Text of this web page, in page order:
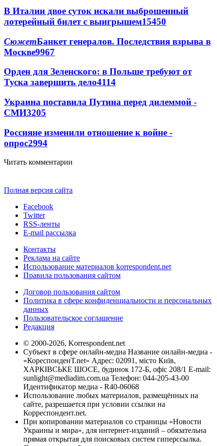
В Италии двое суток искали выброшенный
лотерейный билет с выигрышем15450
СюжетБанкет генералов. Последствия взрыва в
Москве9967
Орден для Зеленского: в Польше требуют от
Туска завершить дело4114
Украина поставила Путина перед дилеммой -
СМИ3205
Россияне изменили отношение к войне -
опрос2994
Читать комментарии
Полная версия сайта
Facebook
Twitter
RSS-ленты
E-mail рассылка
Контакты
Реклама на сайте
Использование материалов korrespondent.net
Правила пользования сайтом
Договор пользования сайтом
Политика в сфере конфиденциальности и персональных
данных
Пользовательское соглашение
Редакция
© 2000-2026, Korrespondent.net
Субъект в сфере онлайн-медиа Название онлайн-медиа -
«КореспонденТ.net» Адрес: 02091, місто Київ,
ХАРКІВСЬКЕ ШОСЕ, будинок 172-Б, офіс 208/1 E-mail:
sunlight@mediadim.com.ua Телефон: 044-205-43-00
Идентификатор медиа - R40-06068
Использование любых материалов, размещённых на
сайте, разрешается при условии ссылки на
Корреспондент.net.
При копировании материалов со страницы «Новости
Украины и мира», для интернет-изданий – обязательна
прямая открытая для поисковых систем гиперссылка.